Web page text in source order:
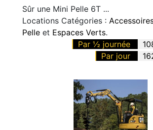
Sûr une Mini Pelle 6T ...
Locations Catégories :
Pelle et Espaces Verts.
Par ½ journée
Par jour